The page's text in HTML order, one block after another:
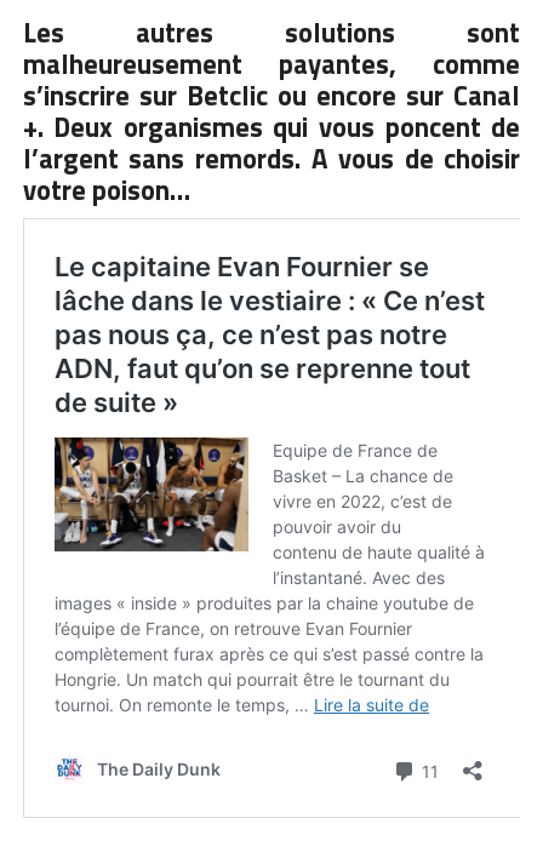
Les autres solutions sont
malheureusement payantes, comme
s’inscrire sur Betclic ou encore sur Canal
+. Deux organismes qui vous poncent de
l’argent sans remords. A vous de choisir
votre poison…